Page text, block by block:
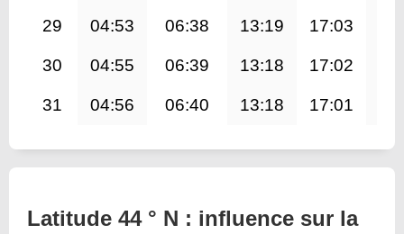
29 04:53 06:38 13:19 17:03
30 04:55 06:39 13:18 17:02
31 04:56 06:40 13:18 17:01
Latitude 44 ° N : influence sur la